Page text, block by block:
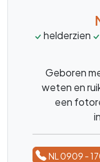
helderzien
Geboren
weten en
een
NL 0909 -